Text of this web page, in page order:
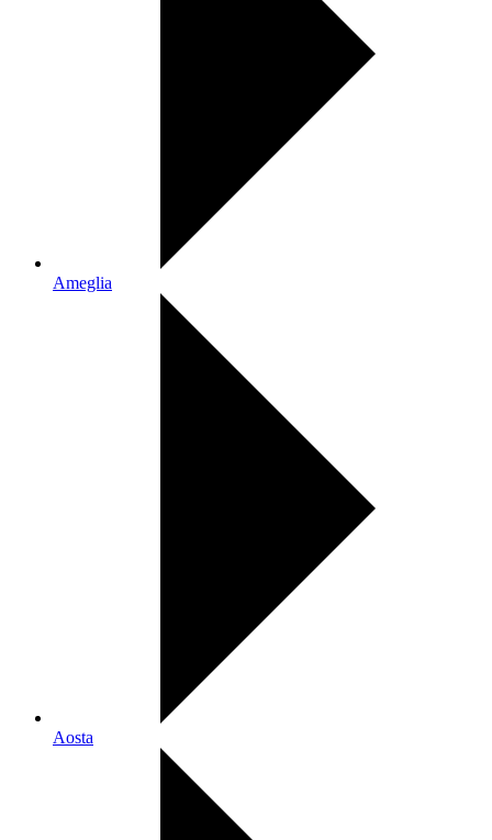
Ameglia
Aosta